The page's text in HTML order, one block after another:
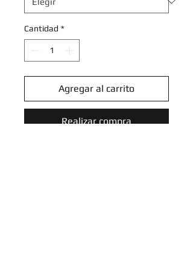
Cantidad *
Agregar al carrito
Realizar compra